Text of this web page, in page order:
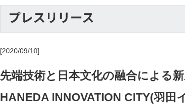
[2020/09/10]
先端技術と日本文化の融合による
HANEDA INNOVATION CITY(羽田